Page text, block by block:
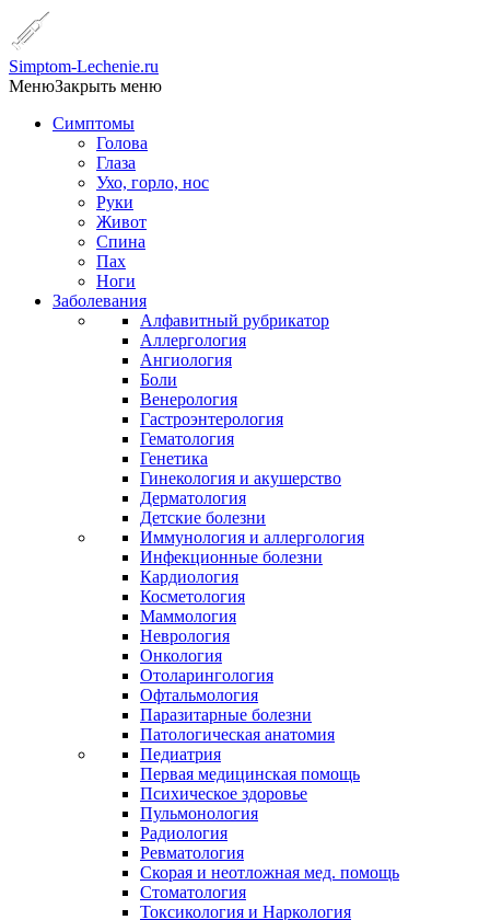
Simptom-Lechenie.ru
МенюЗакрыть меню
Симптомы
Голова
Глаза
Ухо, горло, нос
Руки
Живот
Спина
Пах
Ноги
Заболевания
Алфавитный рубрикатор
Аллергология
Ангиология
Боли
Венерология
Гастроэнтерология
Гематология
Генетика
Гинекология и акушерство
Дерматология
Детские болезни
Иммунология и аллергология
Инфекционные болезни
Кардиология
Косметология
Маммология
Неврология
Онкология
Отоларингология
Офтальмология
Паразитарные болезни
Патологическая анатомия
Педиатрия
Первая медицинская помощь
Психическое здоровье
Пульмонология
Радиология
Ревматология
Скорая и неотложная мед. помощь
Стоматология
Токсикология и Наркология